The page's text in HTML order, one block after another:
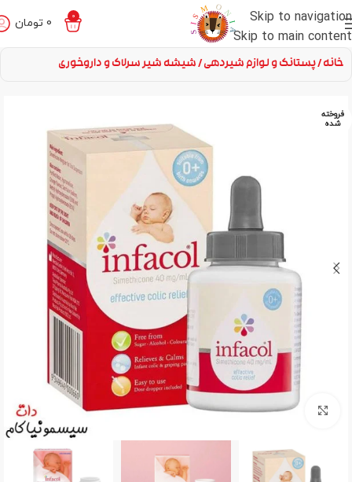
Skip to navigation
Skip to main content
0
0 تومان
خانه پستانک و لوازم شیردهی شیشه شیر سرلاک و داروخوری
فروخته
شده
برای بزرگنمایی کلیک کنید